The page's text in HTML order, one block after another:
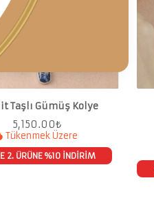
Taşlı Gümüş Kolye
5,150.00₺
Tükenmek Üzere
2. ÜRÜNE %10 İNDİRİM